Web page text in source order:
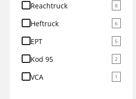
Reachtruck 8
Heftruck 6
EPT 5
Kod 95 2
VCA 1